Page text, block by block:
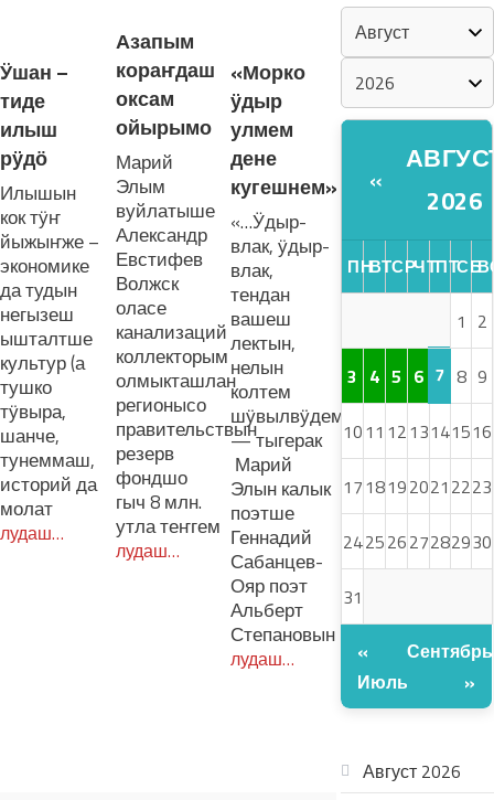
Ӱшан –
тиде
илыш
рӱдӧ
Илышын
кок тӱҥ
йыжыҥже –
экономике
да тудын
негызеш
ышталтше
культур (а
тушко
тӱвыра,
шанче,
тунеммаш,
историй да
молат
лудаш…
Азапым
кораҥдаш
оксам
ойырымо
Марий
Элым
вуйлатыше
Александр
Евстифев
Волжск
оласе
канализаций
коллекторым
олмыкташлан
регионысо
правительствын
резерв
фондшо
гыч 8 млн.
утла теҥгем
лудаш…
«Морко
ӱдыр
улмем
дене
кугешнем»
«…Ӱдыр-
влак, ӱдыр-
влак,
тендан
вашеш
лектын,
нелын
колтем
шӱвылвӱдем…»,
— тыгерак
Марий
Элын калык
поэтше
Геннадий
Сабанцев-
Ояр поэт
Альберт
Степановын
лудаш…
«
2026
ПНВТСРЧТПТСБ
1 2
3 4 5 6 7 8 9
1011 1213141516
1718192021 2223
24252627282930
31
«
Июль
Сентябрь
»
Август 2026